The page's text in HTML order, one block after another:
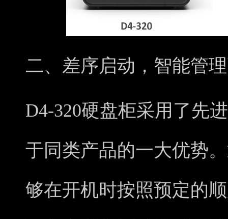
二、差序启动，智能管
D4-320硬盘柜采用了先
于同类产品的一大优势
够在开机时按照预定的